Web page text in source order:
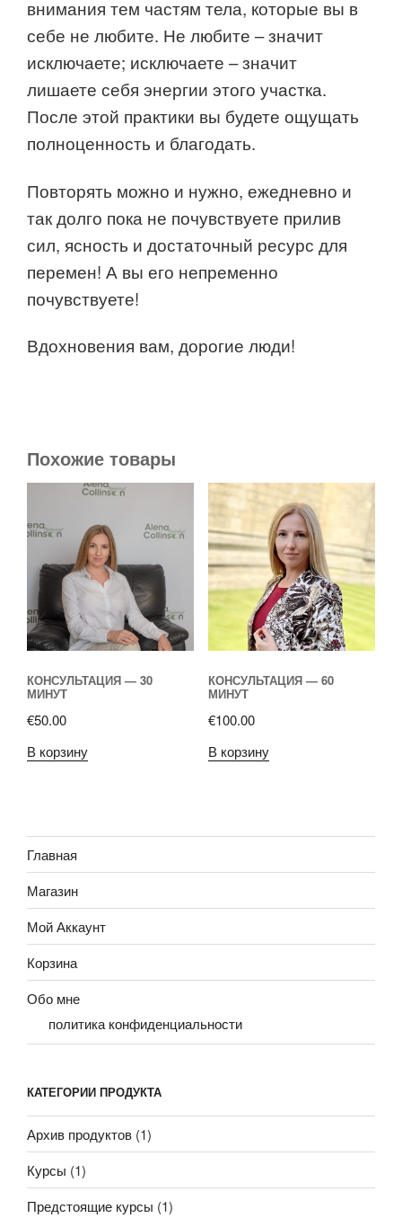
внимания тем частям тела, которые вы в
себе не любите. Не любите – значит
исключаете; исключаете – значит
лишаете себя энергии этого участка.
После этой практики вы будете ощущать
полноценность и благодать.
Повторять можно и нужно, ежедневно и
так долго пока не почувствуете прилив
сил, ясность и достаточный ресурс для
перемен! А вы его непременно
почувствуете!
Вдохновения вам, дорогие люди!
Похожие товары
КОНСУЛЬТАЦИЯ — 30
МИНУТ
€50.00
В корзину
КОНСУЛЬТАЦИЯ — 60
МИНУТ
€100.00
В корзину
Главная
Магазин
Мой Аккаунт
Корзина
Обо мне
политика конфиденциальности
КАТЕГОРИИ ПРОДУКТА
Архив продуктов (1)
Курсы (1)
Предстоящие курсы (1)